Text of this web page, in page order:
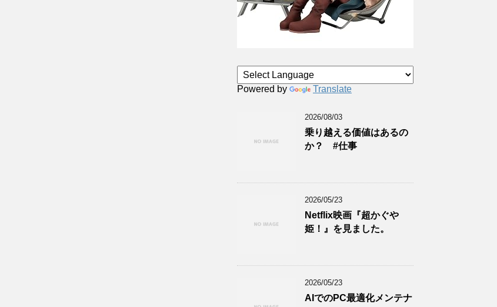
Powered by Translate
2026/08/03
乗り越える価値はあるの
か？ #仕事
2026/05/23
Netflix映画『超かぐや
姫！』を見ました。
2026/05/23
AIでのPC最適化メンテナ